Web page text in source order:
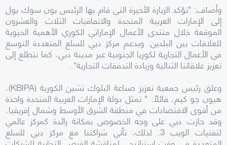
وأضاف: "تؤكد الزيارة الأخيرة التي قام بها الرئيس يون سوك يول
إلى الإمارات العربية المتحدة والاتفاقيات الثلاث والعشرون
الموقعة خلال منتدى الأعمال الإماراتي الكوري الأهمية الحيوية
للعلاقات بين البلدين. ويدعم مركز دبي للسلع المتعددة التوسع
في الأعمال التجارية لكوريا الجنوبية عبر مدينة دبي، كما نتطلع إلى
تعزيز علاقاتنا الثنائية وزيادة التدفقات التجارية".
وعلق رئيس جمعية تعزيز صناعة البلوك تشين الكورية (KBIPA)،
هيون جو كيم، قائلاً: " تمثل دولة الإمارات العربية المتحدة واحدة
من أقوى الاقتصادات في منطقة الشرق الأوسط وشمال إفريقيا،
وقد حازت دبي على وجه الخصوص بمكانة رائدة كمركز عالمي
لتقنيات الويب 3. لذلك، تأتي شراكتنا مع مركز دبي للسلع